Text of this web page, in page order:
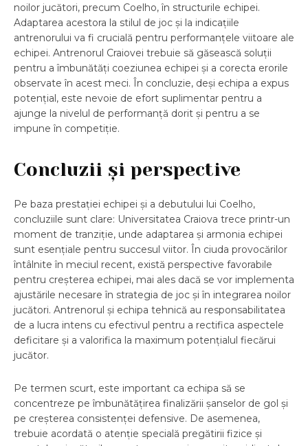
noilor jucători, precum Coelho, în structurile echipei.
Adaptarea acestora la stilul de joc și la indicațiile
antrenorului va fi crucială pentru performanțele viitoare ale
echipei. Antrenorul Craiovei trebuie să găsească soluții
pentru a îmbunătăți coeziunea echipei și a corecta erorile
observate în acest meci. În concluzie, deși echipa a expus
potențial, este nevoie de efort suplimentar pentru a
ajunge la nivelul de performanță dorit și pentru a se
impune în competiție.
Concluzii și perspective
Pe baza prestației echipei și a debutului lui Coelho,
concluziile sunt clare: Universitatea Craiova trece printr-un
moment de tranziție, unde adaptarea și armonia echipei
sunt esențiale pentru succesul viitor. În ciuda provocărilor
întâlnite în meciul recent, există perspective favorabile
pentru creșterea echipei, mai ales dacă se vor implementa
ajustările necesare în strategia de joc și în integrarea noilor
jucători. Antrenorul și echipa tehnică au responsabilitatea
de a lucra intens cu efectivul pentru a rectifica aspectele
deficitare și a valorifica la maximum potențialul fiecărui
jucător.
Pe termen scurt, este important ca echipa să se
concentreze pe îmbunătățirea finalizării șanselor de gol și
pe creșterea consistenței defensive. De asemenea,
trebuie acordată o atenție specială pregătirii fizice și